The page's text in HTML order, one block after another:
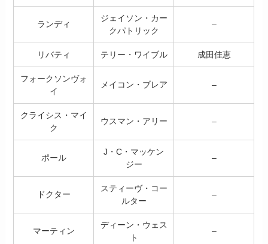
ランディ
ジェイソン・カー
クパトリック
–
リバティ テリー・ワイブル 成田佳恵
フォークソンヴォ
イ
メイコン・ブレア –
クライシス・マイ
ク
ウスマン・アリー –
ポール
J・C・マッケン
ジー
–
ドクター
スティーヴ・コー
ルター
–
マーティン
ディーン・ウェス
ト
–